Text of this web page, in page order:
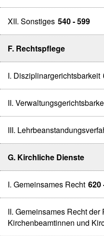
XII. Sonstiges 540 - 599
F. Rechtspflege
I. Disziplinargerichtsbarkeit
II.
III.
G. Kirchliche Dienste
I. Gemeinsames Recht 620
II. Gemeinsames Recht der
Kirchenbeamtinnen und